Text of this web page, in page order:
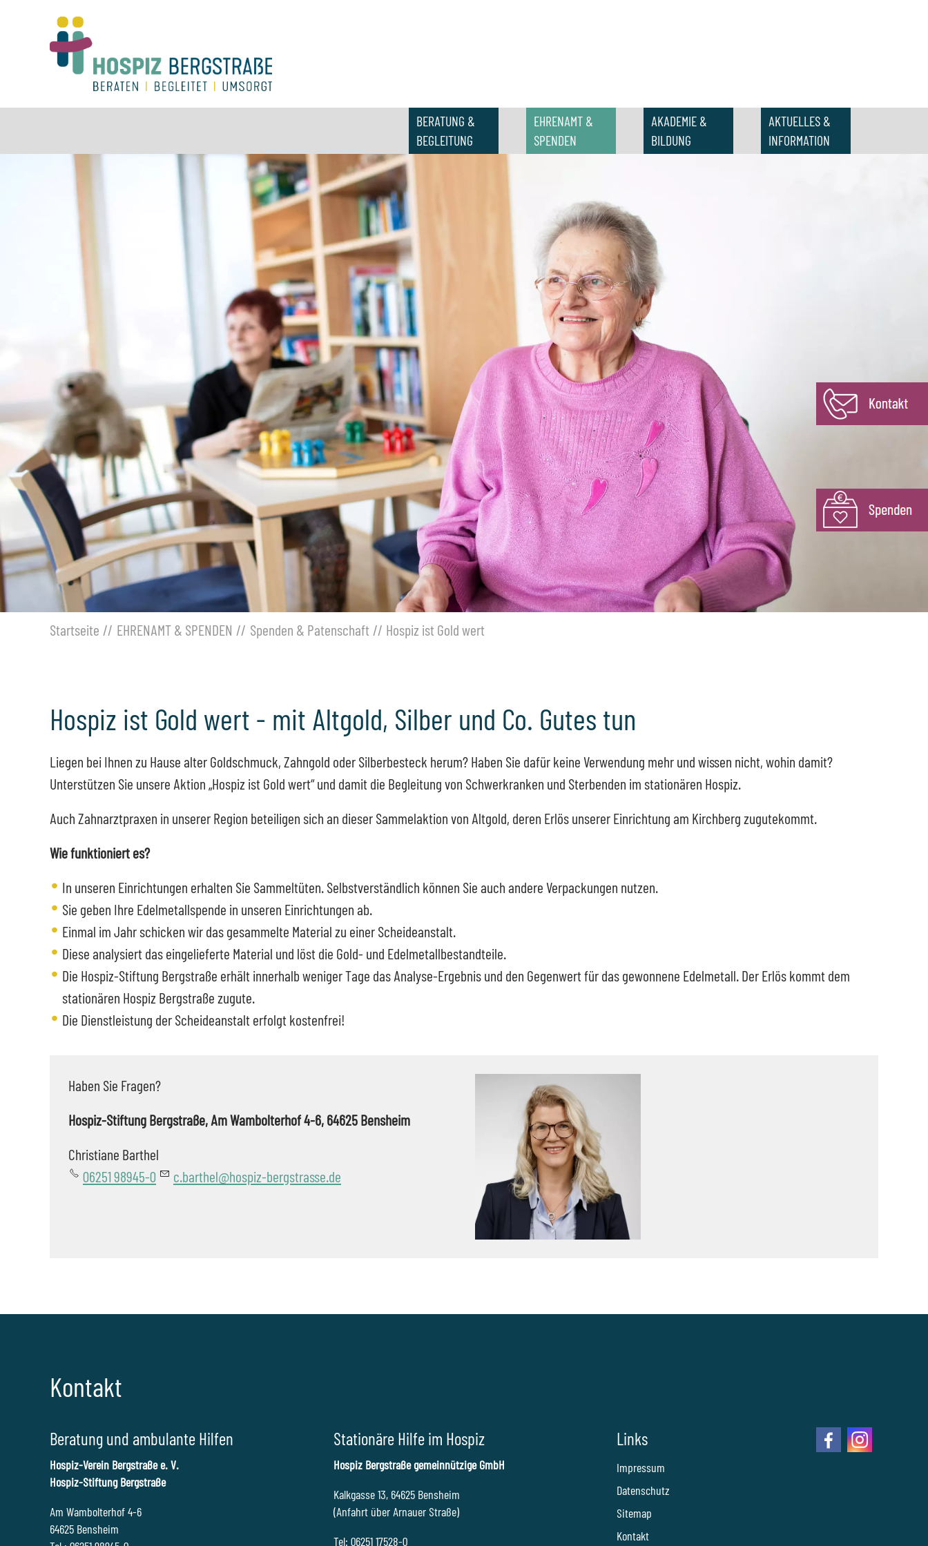
BERATUNG &
BEGLEITUNG
EHRENAMT &
SPENDEN
AKADEMIE &
BILDUNG
AKTUELLES &
INFORMATION
Startseite EHRENAMT & SPENDEN Spenden & Patenschaft Hospiz ist Gold wert
Hospiz ist Gold wert - mit Altgold, Silber und Co. Gutes tun
Liegen bei Ihnen zu Hause alter Goldschmuck, Zahngold oder Silberbesteck herum? Haben Sie dafür keine Verwendung mehr und wissen nicht, wohin damit?
Unterstützen Sie unsere Aktion „Hospiz ist Gold wert“ und damit die Begleitung von Schwerkranken und Sterbenden im stationären Hospiz.
Auch Zahnarztpraxen in unserer Region beteiligen sich an dieser Sammelaktion von Altgold, deren Erlös unserer Einrichtung am Kirchberg zugutekommt.
Wie funktioniert es?
In unseren Einrichtungen erhalten Sie Sammeltüten. Selbstverständlich können Sie auch andere Verpackungen nutzen.
Sie geben Ihre Edelmetallspende in unseren Einrichtungen ab.
Einmal im Jahr schicken wir das gesammelte Material zu einer Scheideanstalt.
Diese analysiert das eingelieferte Material und löst die Gold- und Edelmetallbestandteile.
Die Hospiz-Stiftung Bergstraße erhält innerhalb weniger Tage das Analyse-Ergebnis und den Gegenwert für das gewonnene Edelmetall. Der Erlös kommt dem
stationären Hospiz Bergstraße zugute.
Die Dienstleistung der Scheideanstalt erfolgt kostenfrei!
Haben Sie Fragen?
Hospiz-Stiftung Bergstraße, Am Wambolterhof 4-6, 64625 Bensheim
Christiane Barthel
06251 98945-0
c.barthel@hospiz-bergstrasse.de
Kontakt
Beratung und ambulante Hilfen
Hospiz-Verein Bergstraße e. V.
Hospiz-Stiftung Bergstraße
Am Wambolterhof 4-6
64625 Bensheim
Stationäre Hilfe im Hospiz
Hospiz Bergstraße gemeinnützige GmbH
Kalkgasse 13, 64625 Bensheim
(Anfahrt über Arnauer Straße)
Tel: 06251 17528-0
Links
Impressum
Datenschutz
Sitemap
Kontakt